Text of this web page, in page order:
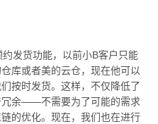
发货功能，以前小B客户只能
库或者美的云仓，现在他可以
按时发货。这样，不仅降低了
冗余——不需要为了可能的需求
的优化。现在，我们也在进行